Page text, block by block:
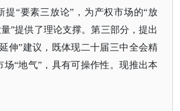
提“要素三放论”，为产权市场的“放
量”提供了理论支撑。第三部分，提出
伸”建议，既体现二十届三中全会精
场“地气”，具有可操作性。现推出本